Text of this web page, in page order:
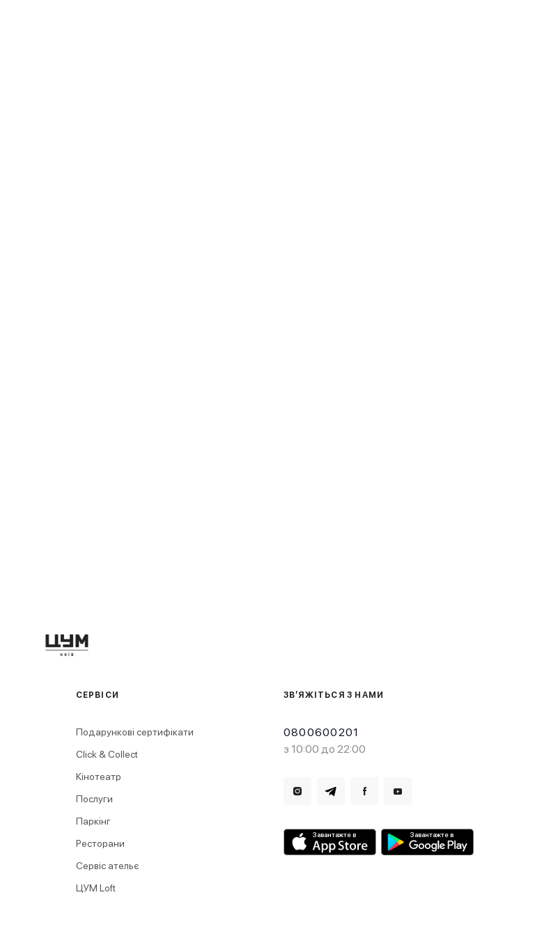
ЗВ’ЯЖІТЬСЯ З НАМИ
0800600201
з 10:00 до 22:00
Завантажте в Завантажте в
СЕРВІСИ
Подарункові сертифікати
Click & Collect
Кінотеатр
Послуги
Паркінг
Ресторани
Сервіс ательє
ЦУМ Loft